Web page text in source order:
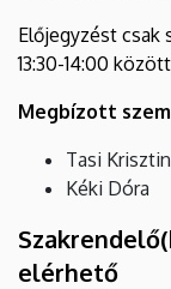
Előjegyzést csak
13:30-14:00
Megbízott
Tasi
Kéki Dóra
elérhető